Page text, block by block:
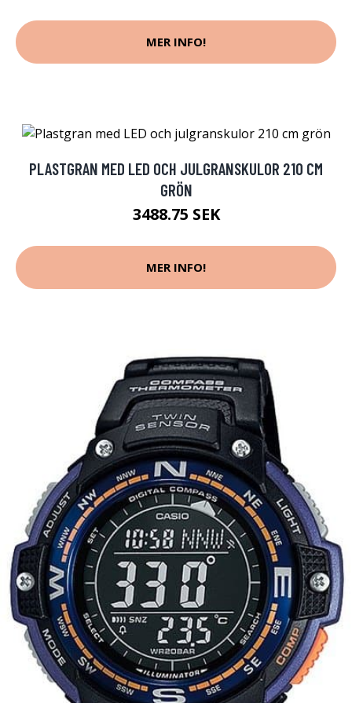
MER INFO!
PLASTGRAN MED LED OCH JULGRANSKULOR 210 CM
GRÖN
3488.75 SEK
MER INFO!